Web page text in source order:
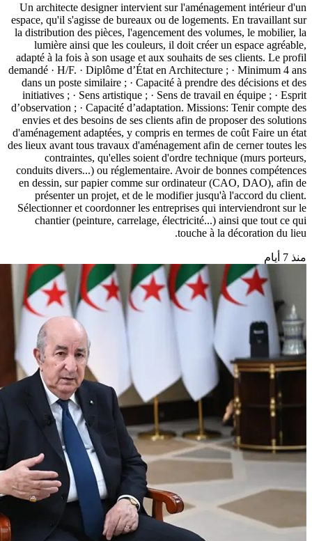
Un architecte designer intervient sur l'aménagement intérieur d'un
espace, qu'il s'agisse de bureaux ou de logements. En travaillant sur
la distribution des pièces, l'agencement des volumes, le mobilier, la
lumière ainsi que les couleurs, il doit créer un espace agréable,
adapté à la fois à son usage et aux souhaits de ses clients. Le profil
demandé · H/F. · Diplôme d’État en Architecture ; · Minimum 4 ans
dans un poste similaire ; · Capacité à prendre des décisions et des
initiatives ; · Sens artistique ; · Sens de travail en équipe ; · Esprit
d’observation ; · Capacité d’adaptation. Missions: Tenir compte des
envies et des besoins de ses clients afin de proposer des solutions
d'aménagement adaptées, y compris en termes de coût Faire un état
des lieux avant tous travaux d'aménagement afin de cerner toutes les
contraintes, qu'elles soient d'ordre technique (murs porteurs,
conduits divers...) ou réglementaire. Avoir de bonnes compétences
en dessin, sur papier comme sur ordinateur (CAO, DAO), afin de
présenter un projet, et de le modifier jusqu'à l'accord du client.
Sélectionner et coordonner les entreprises qui interviendront sur le
chantier (peinture, carrelage, électricité...) ainsi que tout ce qui
touche à la décoration du lieu.
منذ 7 أيام